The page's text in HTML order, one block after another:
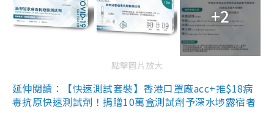
+2
點擊圖片放大
延伸閱讀：【快速測試套裝】香港口罩廠acc+推$18病
毒抗原快速測試劑！捐贈10萬盒測試劑予深水埗露宿者